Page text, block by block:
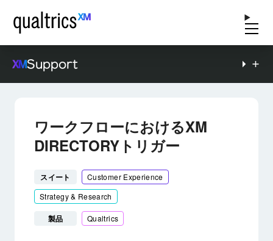
Support
ワークフローにおけるXM
DIRECTORYトリガー
スイート
Customer Experience
Strategy & Research
製品 Qualtrics